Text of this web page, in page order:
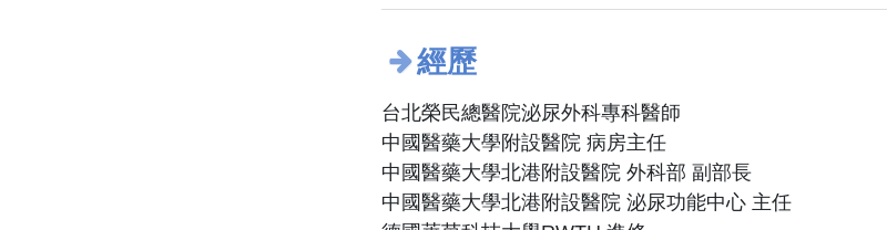
經歷
台北榮民總醫院泌尿外科專科醫師
中國醫藥大學附設醫院 病房主任
中國醫藥大學北港附設醫院 外科部 副部長
中國醫藥大學北港附設醫院 泌尿功能中心 主任